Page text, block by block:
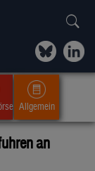
Allgemein
an